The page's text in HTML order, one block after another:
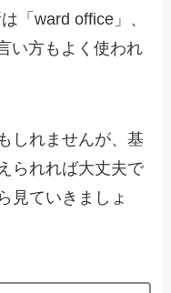
「ward office」、
い方もよく使われ
しれませんが、基
られれば大丈夫で
見ていきましょ